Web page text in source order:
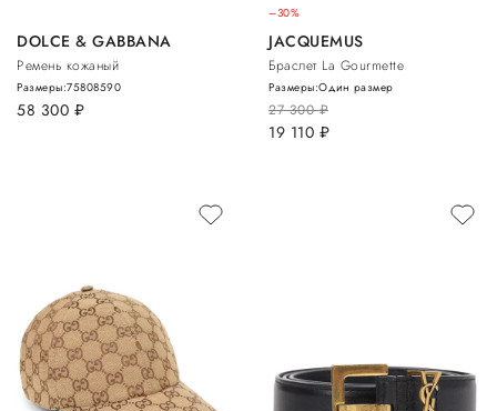
DOLCE & GABBANA
Ремень кожаный
58 300 руб.
Размеры:75808590
–30%
JACQUEMUS
Браслет La Gourmette
27 300руб.
19 110 руб.
Размеры:Один размер